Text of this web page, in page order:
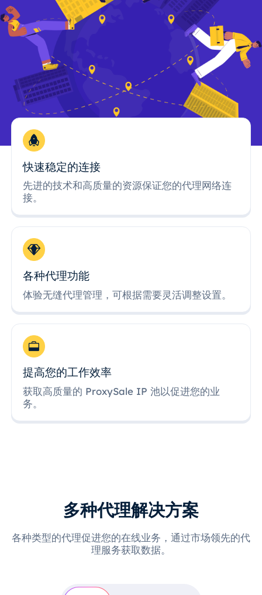
快速稳定的连接
先进的技术和高质量的资源保证您的代理网络连
接。
各种代理功能
体验无缝代理管理，可根据需要灵活调整设置。
提高您的工作效率
获取高质量的 ProxySale IP 池以促进您的业
务。
多种代理解决方案
各种类型的代理促进您的在线业务，通过市场领先的代
理服务获取数据。